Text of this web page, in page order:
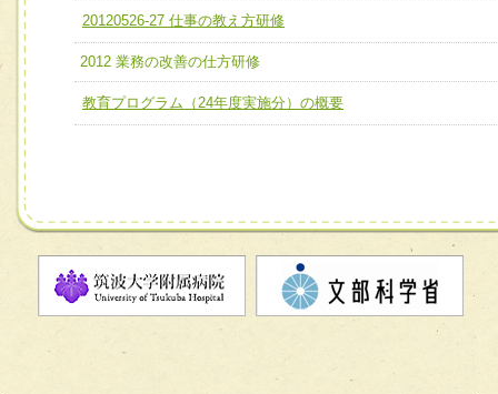
ける
ユニット２ チーム医療構成力
ユニット３ 多職種連携力
チーム02【地域医療連携推進による高度医療を必要とする
宅患者等支援チーム】
チーム03【癌患者服薬サポートチーム】
チーム06【外来化学療法チーム】
チーム07【病院職員に対する院内感染対策教育チーム】
チーム08【地域関係機関と連携した小児リハビリテーショ
チーム】
チーム09【術前から始める周術期リハビリテーションチー
20120526-27 仕事の教え方研修
2012 業務の改善の仕方研修
教育プログラム（24年度実施分）の概要